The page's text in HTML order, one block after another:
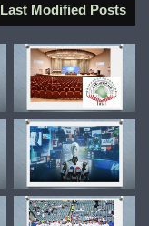
Last Modified Posts